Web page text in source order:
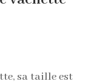
sa taille est